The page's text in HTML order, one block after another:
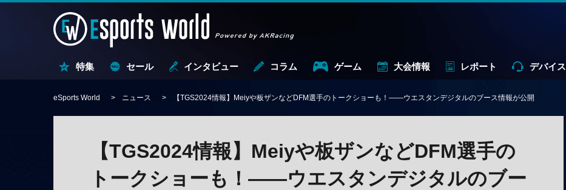
特集 セール インタビュー コラム ゲーム 大会情報 レポート デバイス
eSports World ニュース 【TGS2024情報】Meiyや板ザンなどDFM選手のトークショーも！——ウエスタンデジタルのブース情報が公開
【TGS2024情報】Meiyや板ザンなどDFM選手の
トークショーも！——ウエスタンデジタルのブー